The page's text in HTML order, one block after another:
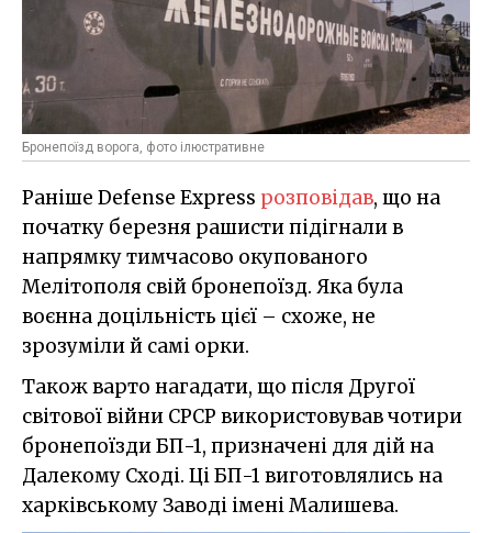
Бронепоїзд ворога, фото ілюстративне
Раніше Defense Express розповідав, що на
початку березня рашисти підігнали в
напрямку тимчасово окупованого
Мелітополя свій бронепоїзд. Яка була
воєнна доцільність цієї – схоже, не
зрозуміли й самі орки.
Також варто нагадати, що після Другої
світової війни СРСР використовував чотири
бронепоїзди БП-1, призначені для дій на
Далекому Сході. Ці БП-1 виготовлялись на
харківському Заводі імені Малишева.